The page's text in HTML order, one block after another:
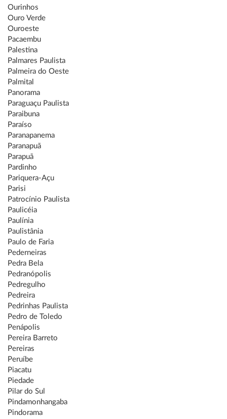
Ourinhos
Ouro Verde
Ouroeste
Pacaembu
Palestina
Palmares Paulista
Palmeira do Oeste
Palmital
Panorama
Paraguaçu Paulista
Paraibuna
Paraíso
Paranapanema
Paranapuã
Parapuã
Pardinho
Pariquera-Açu
Parisi
Patrocínio Paulista
Paulicéia
Paulínia
Paulistânia
Paulo de Faria
Pederneiras
Pedra Bela
Pedranópolis
Pedregulho
Pedreira
Pedrinhas Paulista
Pedro de Toledo
Penápolis
Pereira Barreto
Pereiras
Peruíbe
Piacatu
Piedade
Pilar do Sul
Pindamonhangaba
Pindorama